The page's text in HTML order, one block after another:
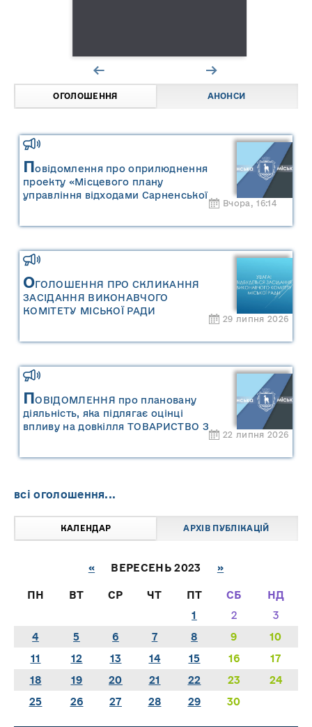
ОГОЛОШЕННЯ АНОНСИ
Повідомлення про оприлюднення
проекту «Місцевого плану
управління відходами Сарненської
міської територіальної громади» та
управління відходами Сарненської
міської територіальної громади»
Вчора, 16:14
ОГОЛОШЕННЯ ПРО СКЛИКАННЯ
ЗАСІДАННЯ ВИКОНАВЧОГО
КОМІТЕТУ МІСЬКОЇ РАДИ
29 липня 2026
ПОВІДОМЛЕННЯ про плановану
діяльність, яка підлягає оцінці
впливу на довкілля ТОВАРИСТВО З
22 липня 2026
всі оголошення...
КАЛЕНДАР АРХІВ ПУБЛІКАЦІЙ
« ВЕРЕСЕНЬ 2023 »
ПН ВТ СР ЧТ ПТ СБ
НД
1
2
3
4
5 6 7 8 9
10
11
12 13 14 15 16
17
18
19 20 21 22 23
24
25
26 27 28 29 30